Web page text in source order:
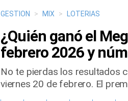
GESTION > MIX > LOTERIAS
¿Quién ganó el
febrero 2026 y
No te pierdas los resultados
viernes 20 de febrero. El